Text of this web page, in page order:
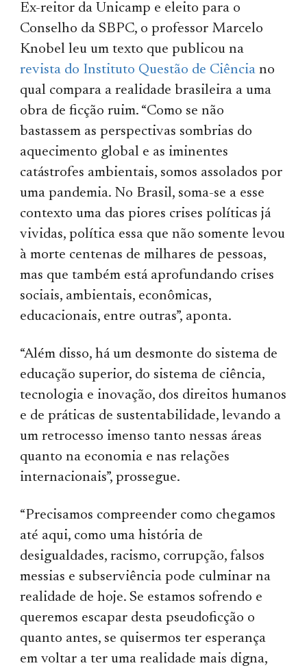
Ex-reitor da Unicamp e eleito para o
Conselho da SBPC, o professor Marcelo
Knobel leu um texto que publicou na
revista do Instituto Questão de Ciência no
qual compara a realidade brasileira a uma
obra de ficção ruim. “Como se não
bastassem as perspectivas sombrias do
aquecimento global e as iminentes
catástrofes ambientais, somos assolados por
uma pandemia. No Brasil, soma-se a esse
contexto uma das piores crises políticas já
vividas, política essa que não somente levou
à morte centenas de milhares de pessoas,
mas que também está aprofundando crises
sociais, ambientais, econômicas,
educacionais, entre outras”, aponta.
“Além disso, há um desmonte do sistema de
educação superior, do sistema de ciência,
tecnologia e inovação, dos direitos humanos
e de práticas de sustentabilidade, levando a
um retrocesso imenso tanto nessas áreas
quanto na economia e nas relações
internacionais”, prossegue.
“Precisamos compreender como chegamos
até aqui, como uma história de
desigualdades, racismo, corrupção, falsos
messias e subserviência pode culminar na
realidade de hoje. Se estamos sofrendo e
queremos escapar desta pseudoficção o
quanto antes, se quisermos ter esperança
em voltar a ter uma realidade mais digna,